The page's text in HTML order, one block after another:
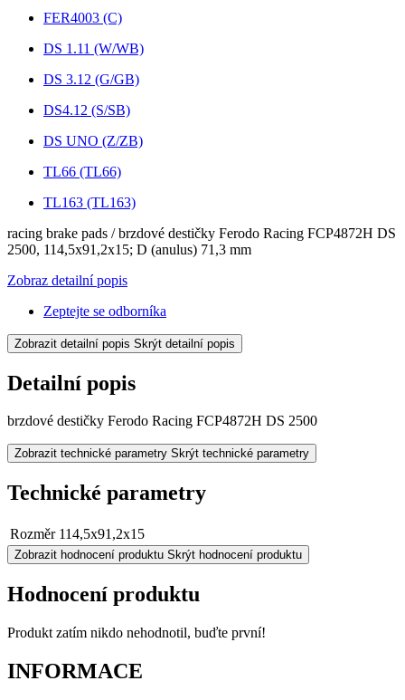
FER4003 (C)
DS 1.11 (W/WB)
DS 3.12 (G/GB)
DS4.12 (S/SB)
DS UNO (Z/ZB)
TL66 (TL66)
TL163 (TL163)
racing brake pads / brzdové destičky Ferodo Racing FCP4872H DS
2500, 114,5x91,2x15; D (anulus) 71,3 mm
Zobraz detailní popis
Zeptejte se odborníka
Zobrazit detailní popis Skrýt detailní popis
Detailní popis
brzdové destičky Ferodo Racing FCP4872H DS 2500
Zobrazit technické parametry Skrýt technické parametry
Technické parametry
Rozměr 114,5x91,2x15
Zobrazit hodnocení produktu Skrýt hodnocení produktu
Hodnocení produktu
Produkt zatím nikdo nehodnotil, buďte první!
INFORMACE